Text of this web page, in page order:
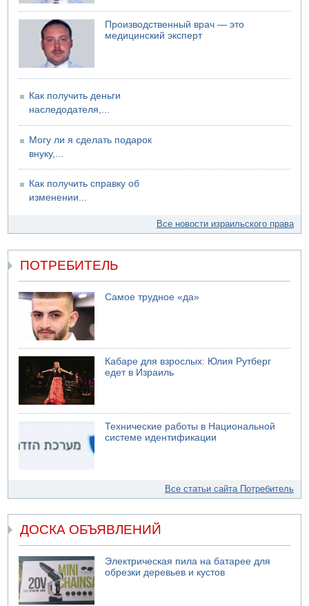
06.08.2026 11:41
Трое подростков ограбили сексшоп в Холоне
Производственный врач — это
медицинский эксперт
Как получить деньги
наследодателя,...
Могу ли я сделать подарок
внуку,...
Как получить справку об
изменении...
Все новости израильского права
ПОТРЕБИТЕЛЬ
Самое трудное «да»
Кабаре для взрослых: Юлия Рутберг
едет в Израиль
Технические работы в Национальной
системе идентификации
Все статьи сайта Потребитель
ДОСКА ОБЪЯВЛЕНИЙ
Электрическая пила на батарее для
обрезки деревьев и кустов